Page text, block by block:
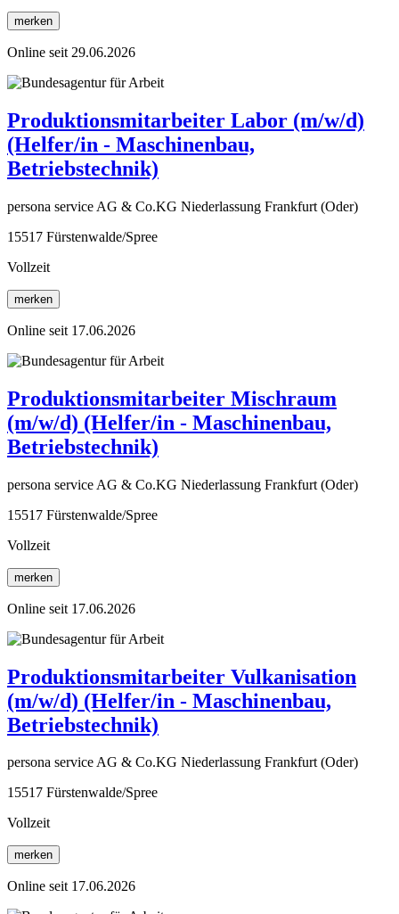
merken
Online seit 29.06.2026
Produktionsmitarbeiter Labor (m/w/d)
(Helfer/in - Maschinenbau,
Betriebstechnik)
persona service AG & Co.KG Niederlassung Frankfurt (Oder)
15517 Fürstenwalde/Spree
Vollzeit
merken
Online seit 17.06.2026
Produktionsmitarbeiter Mischraum
(m/w/d) (Helfer/in - Maschinenbau,
Betriebstechnik)
persona service AG & Co.KG Niederlassung Frankfurt (Oder)
15517 Fürstenwalde/Spree
Vollzeit
merken
Online seit 17.06.2026
Produktionsmitarbeiter Vulkanisation
(m/w/d) (Helfer/in - Maschinenbau,
Betriebstechnik)
persona service AG & Co.KG Niederlassung Frankfurt (Oder)
15517 Fürstenwalde/Spree
Vollzeit
merken
Online seit 17.06.2026